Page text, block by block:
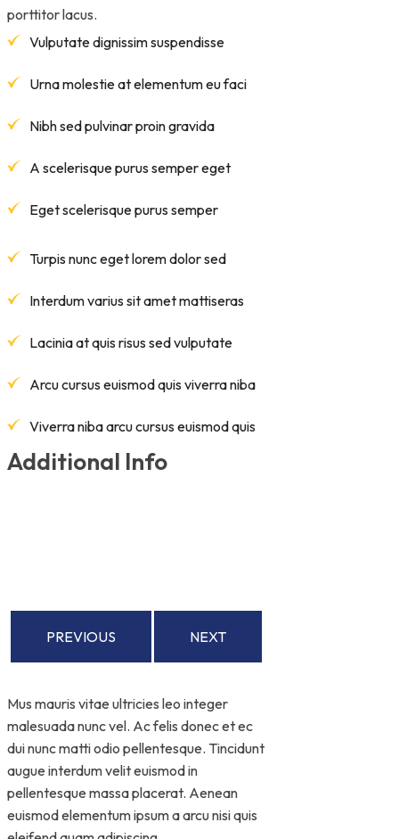
porttitor lacus.
Vulputate dignissim suspendisse
Urna molestie at elementum eu faci
Nibh sed pulvinar proin gravida
A scelerisque purus semper eget
Eget scelerisque purus semper
Turpis nunc eget lorem dolor sed
Interdum varius sit amet mattiseras
Lacinia at quis risus sed vulputate
Arcu cursus euismod quis viverra niba
Viverra niba arcu cursus euismod quis
Additional Info
PREVIOUS NEXT
Mus mauris vitae ultricies leo integer
malesuada nunc vel. Ac felis donec et ec
dui nunc matti odio pellentesque. Tincidunt
augue interdum velit euismod in
pellentesque massa placerat. Aenean
euismod elementum ipsum a arcu nisi quis